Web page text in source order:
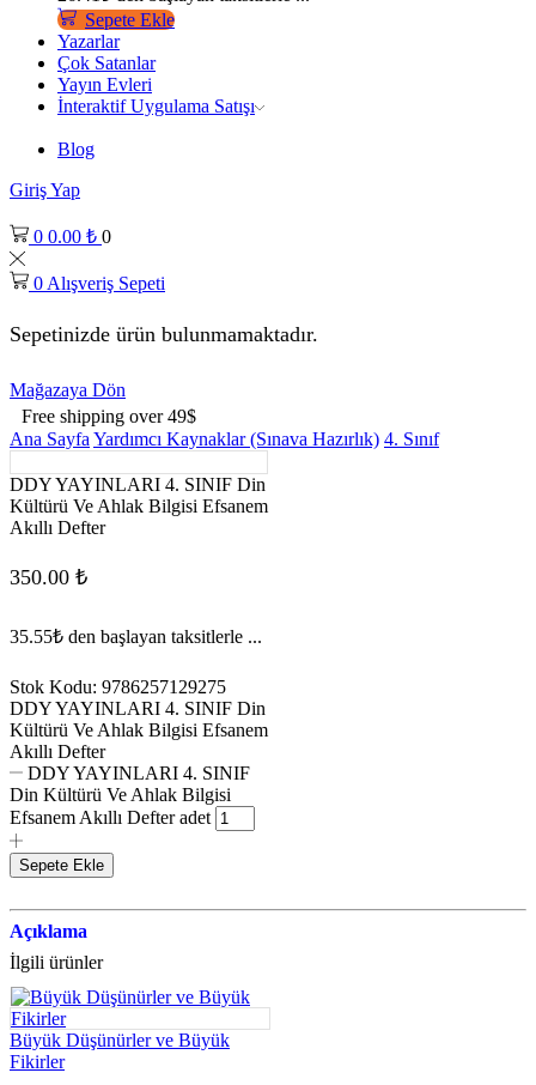
Sepete Ekle
Yazarlar
Çok Satanlar
Yayın Evleri
İnteraktif Uygulama Satışı
Blog
Giriş Yap
0 0.00 ₺ 0
0Alışveriş Sepeti
Sepetinizde ürün bulunmamaktadır.
Mağazaya Dön
Free shipping over 49$
Ana Sayfa Yardımcı Kaynaklar (Sınava Hazırlık) 4. Sınıf
DDY YAYINLARI 4. SINIF Din
Kültürü Ve Ahlak Bilgisi Efsanem
Akıllı Defter
350.00 ₺
35.55₺ den başlayan taksitlerle ...
Stok Kodu: 9786257129275
DDY YAYINLARI 4. SINIF Din
Kültürü Ve Ahlak Bilgisi Efsanem
Akıllı Defter
DDY YAYINLARI 4. SINIF
Din Kültürü Ve Ahlak Bilgisi
Efsanem Akıllı Defter adet
Sepete Ekle
Açıklama
İlgili ürünler
Büyük Düşünürler ve Büyük
Fikirler